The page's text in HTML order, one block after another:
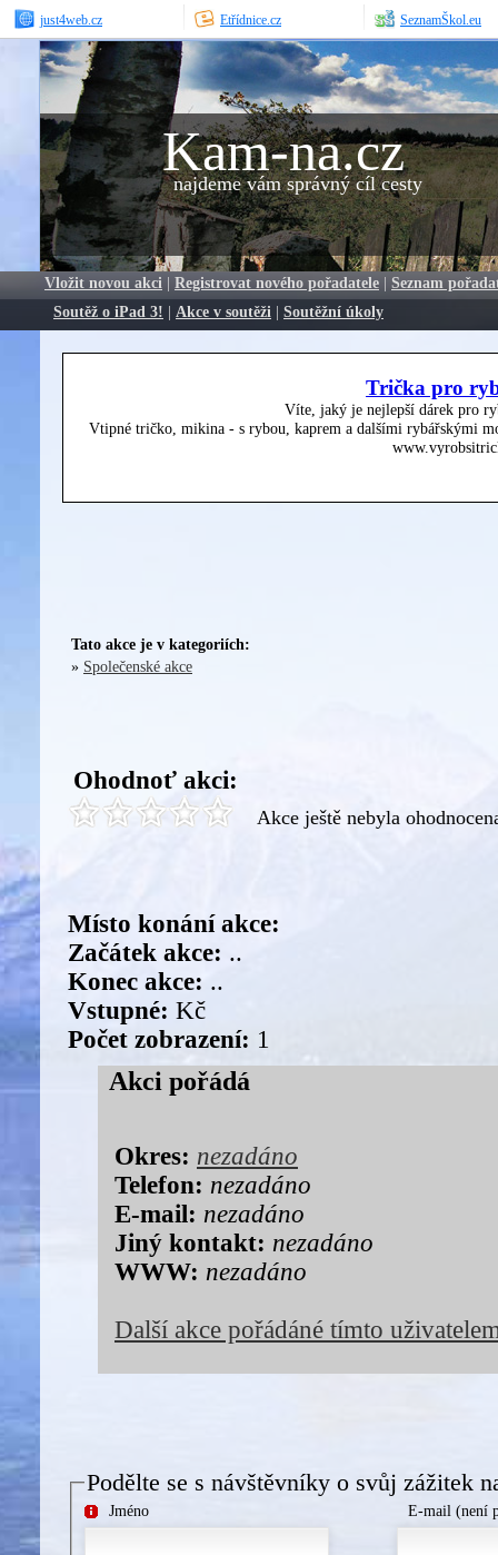
just4web.cz Etřídnice.cz SeznamŠkol.eu
Kam-na.cz
najdeme vám správný cíl cesty
Vložit novou akci | Registrovat nového pořadatele | Seznam
Soutěž o iPad 3! | Akce v soutěži | Soutěžní úkoly
Trička pro
Víte, jaký je nejlepší dárek pro
Vtipné tričko, mikina - s rybou, kaprem a dalšími rybářskými
Tato akce je v kategoriích:
» Společenské akce
Ohodnoť akci:
Akce ještě nebyla
Místo konání akce:
Začátek akce: ..
Konec akce: ..
Vstupné: Kč
Počet zobrazení: 1
Akci pořádá
Okres: nezadáno
Telefon: nezadáno
E-mail: nezadáno
Jiný kontakt: nezadáno
WWW: nezadáno
Další akce pořádáné tímto
Podělte se s návštěvníky o svůj zážitek
Jméno E-mail (není